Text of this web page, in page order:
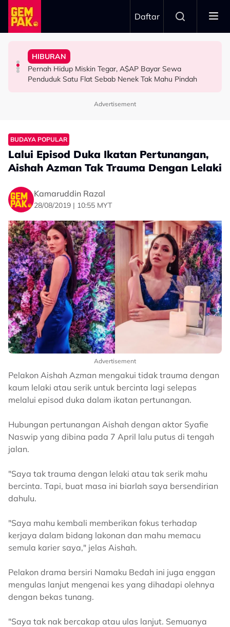
Skip to main content
Daftar
HIBURAN
Permintaan Aneh Jared Leto Di Lokasi, Minta Nelayan
Tangkap Ikan Segar Setiap Hari
Pernah Hidup Miskin Tegar, A$AP Bayar Sewa
Penduduk Satu Flat Sebab Nenek Tak Mahu Pindah
HIBURAN
“Jangan Meroyan,Merentan...” - Ammar Alfian Pertahan
Aliff Aziz, Minta Netizen Berhenti Menghukum
HIBURAN
The Tomei Girls: Satu Wanita, Pelbagai Ekspresi
Advertisement
BUDAYA POPULAR
Lalui Episod Duka Ikatan Pertunangan,
Aishah Azman Tak Trauma Dengan Lelaki
Kamaruddin Razal
28/08/2019 | 10:55 MYT
Advertisement
Pelakon Aishah Azman mengakui tidak trauma dengan
kaum lelaki atau serik untuk bercinta lagi selepas
melalui episod duka dalam ikatan pertunangan.
Hubungan pertunangan Aishah dengan aktor Syafie
Naswip yang dibina pada 7 April lalu putus di tengah
jalan.
"Saya tak trauma dengan lelaki atau tak serik mahu
bercinta. Tapi, buat masa ini biarlah saya bersendirian
dahulu.
"Saya mahu kembali memberikan fokus terhadap
kerjaya dalam bidang lakonan dan mahu memacu
semula karier saya," jelas Aishah.
Pelakon drama bersiri Namaku Bedah ini juga enggan
mengulas lanjut mengenai kes yang dihadapi olehnya
dengan bekas tunang.
"Saya tak nak bercakap atau ulas lanjut. Semuanya